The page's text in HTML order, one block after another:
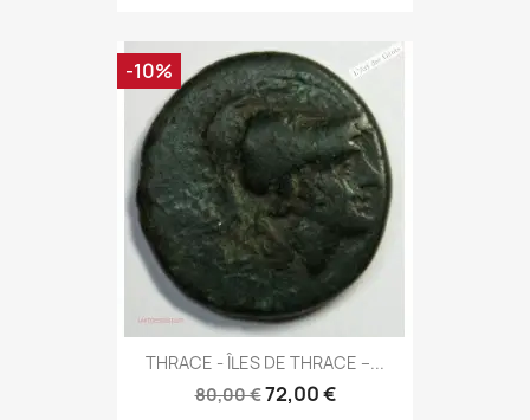
THRACE - ÎLES DE THRACE –...
80,00 €72,00 €
-10%